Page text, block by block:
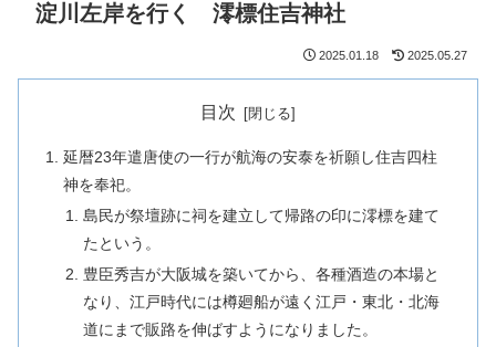
淀川左岸を行く 澪標住吉神社
2025.01.18 2025.05.27
目次
延暦23年遣唐使の一行が航海の安泰を祈願し住吉四柱
神を奉祀。
島民が祭壇跡に祠を建立して帰路の印に澪標を建て
たという。
豊臣秀吉が大阪城を築いてから、各種酒造の本場と
なり、江戸時代には樽廻船が遠く江戸・東北・北海
道にまで販路を伸ばすようになりました。